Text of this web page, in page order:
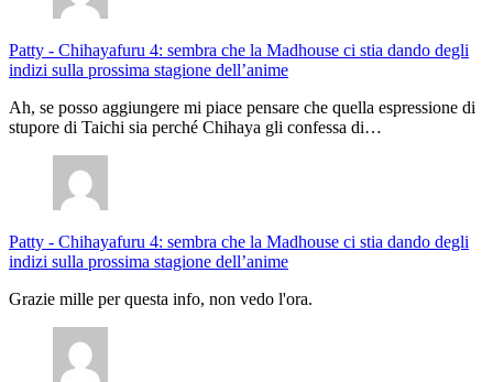
Patty - Chihayafuru 4: sembra che la Madhouse ci stia dando degli
indizi sulla prossima stagione dell’anime
Ah, se posso aggiungere mi piace pensare che quella espressione di
stupore di Taichi sia perché Chihaya gli confessa di…
Patty - Chihayafuru 4: sembra che la Madhouse ci stia dando degli
indizi sulla prossima stagione dell’anime
Grazie mille per questa info, non vedo l'ora.